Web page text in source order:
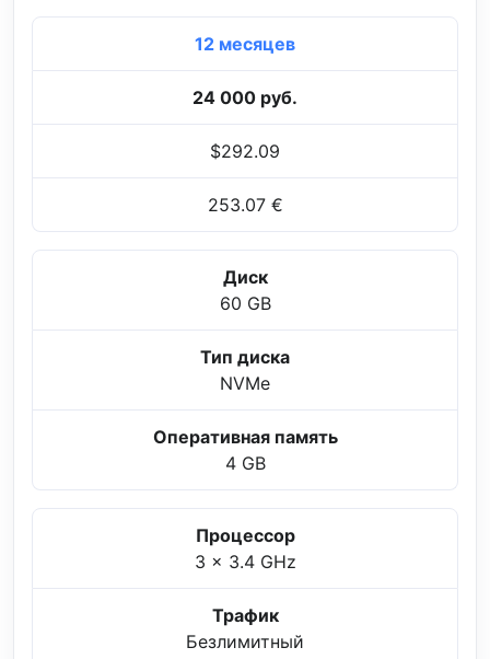
12 месяцев
24 000 руб.
$292.09
253.07 €
Диск
60 GB
Тип диска
NVMe
Оперативная память
4 GB
Процессор
3 x 3.4 GHz
Трафик
Безлимитный